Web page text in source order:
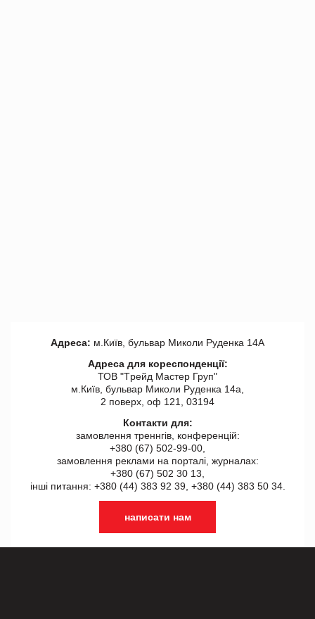
Адреса: м.Київ, бульвар Миколи Руденка 14А
Адреса для кореспонденції:
ТОВ "Tрейд Мастер Груп"
м.Київ, бульвар Миколи Руденка 14а,
2 поверх, оф 121, 03194
Контакти для:
замовлення треннгів, конференцій:
+380 (67) 502-99-00,
замовлення реклами на порталі, журналах:
+380 (67) 502 30 13,
інші питання: +380 (44) 383 92 39, +380 (44) 383 50 34.
написати нам